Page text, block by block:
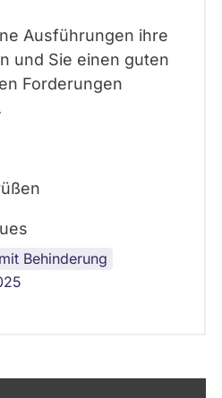
Ausführungen ihre
und Sie einen guten
Forderungen
Behinderung